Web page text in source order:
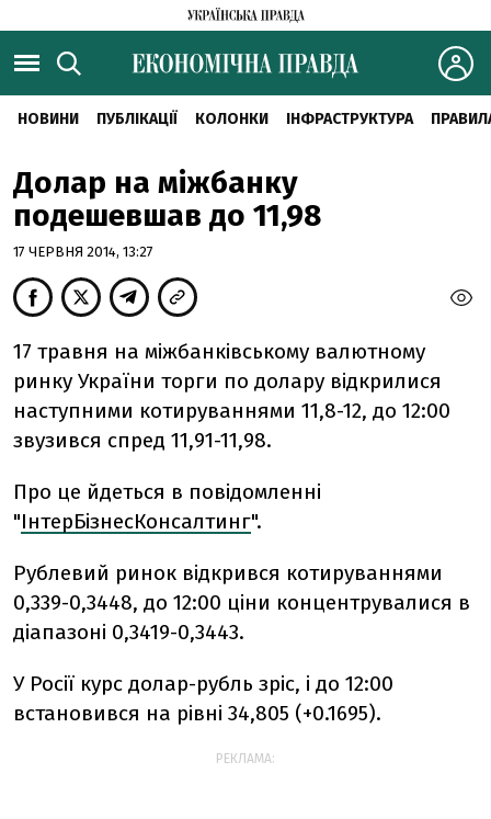
НОВИНИ ПУБЛІКАЦІЇ КОЛОНКИ ІНФРАСТРУКТУРА
Долар на міжбанку
подешевшав до 11,98
17 ЧЕРВНЯ 2014, 13:27
17 травня на міжбанківському валютному
ринку України торги по долару відкрилися
наступними котируваннями 11,8-12, до 12:00
звузився спред 11,91-11,98.
Про це йдеться в повідомленні
"ІнтерБізнесКонсалтинг".
Рублевий ринок відкрився котируваннями
0,339-0,3448, до 12:00 ціни концентрувалися в
діапазоні 0,3419-0,3443.
У Росії курс долар-рубль зріс, і до 12:00
встановився на рівні 34,805 (+0.1695).
РЕКЛАМА: